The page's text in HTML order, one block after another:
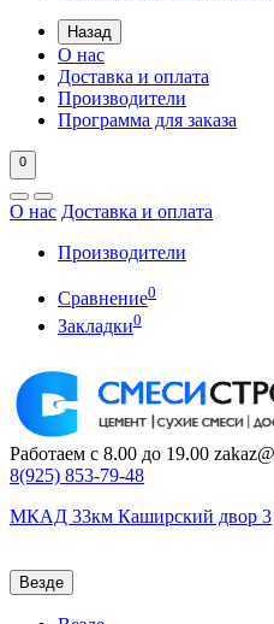
Назад
О нас
Доставка и оплата
Производители
Программа для заказа
0
О нас Доставка и оплата
Производители
Сравнение0
Закладки0
Работаем с 8.00 до 19.00
8(925) 853-79-48
МКАД 33км Каширский двор 3
Везде